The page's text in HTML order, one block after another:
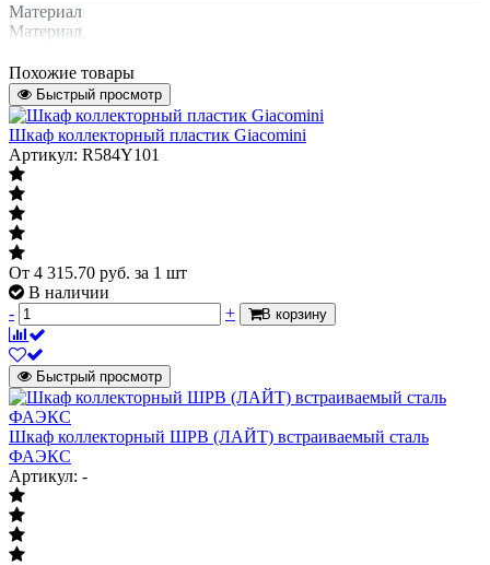
Материал
Материал
Указывает материал из которого
выполнено изделие
Цвет
Цвет
Характеризует цвет покрытия изделия
(название цвета или его международную
кодировку)
Серия
Масса нетто
Страна происхождения
Область применения
для скрытого
коллекторных
Похожие товары
Быстрый просмотр
Шкаф коллекторный пластик Giacomini
Артикул: R584Y101
От 4 315.70 руб. за 1 шт
В наличии
-
+ В корзину
Быстрый просмотр
Шкаф коллекторный ШРВ (ЛАЙТ) встраиваемый сталь
ФАЭКС
Артикул: -